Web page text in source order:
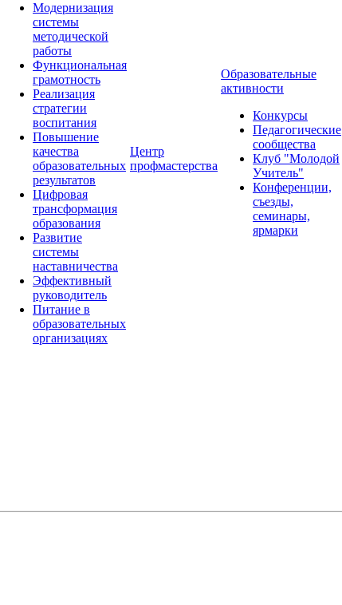
Модернизация
системы
методической
работы
Функциональная
грамотность
Реализация
стратегии
воспитания
Повышение
качества
образовательных
результатов
Цифровая
трансформация
образования
Развитие
системы
наставничества
Эффективный
руководитель
Питание в
образовательных
организациях
Центр
профмастерства
Образовательные
активности
Конкурсы
Педагогические
сообщества
Клуб "Молодой
Учитель"
Конференции,
съезды,
семинары,
ярмарки